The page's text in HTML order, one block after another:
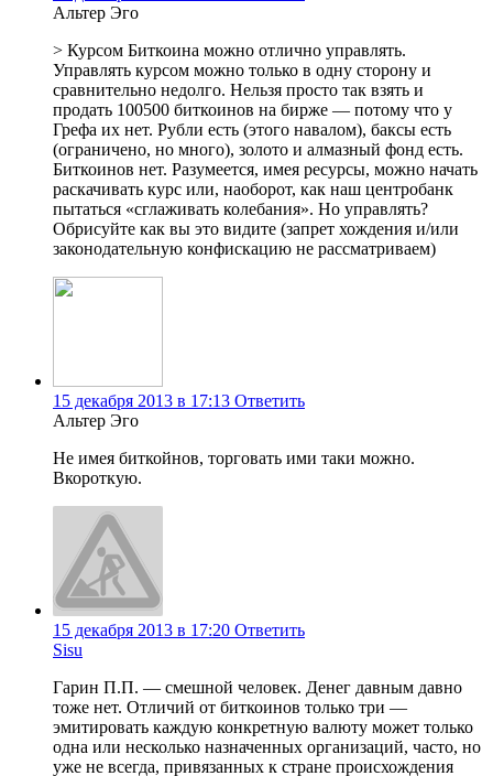
Альтер Эго
> Курсом Биткоина можно отлично управлять.
Управлять курсом можно только в одну сторону и
сравнительно недолго. Нельзя просто так взять и
продать 100500 биткоинов на бирже — потому что у
Грефа их нет. Рубли есть (этого навалом), баксы есть
(ограничено, но много), золото и алмазный фонд есть.
Биткоинов нет. Разумеется, имея ресурсы, можно начать
раскачивать курс или, наоборот, как наш центробанк
пытаться «сглаживать колебания». Но управлять?
Обрисуйте как вы это видите (запрет хождения и/или
законодательную конфискацию не рассматриваем)
15 декабря 2013 в 17:13 Ответить
Альтер Эго
Не имея биткойнов, торговать ими таки можно.
Вкороткую.
15 декабря 2013 в 17:20 Ответить
Sisu
Гарин П.П. — смешной человек. Денег давным давно
тоже нет. Отличий от биткоинов только три —
эмитировать каждую конкретную валюту может только
одна или несколько назначенных организаций, часто, но
уже не всегда, привязанных к стране происхождения